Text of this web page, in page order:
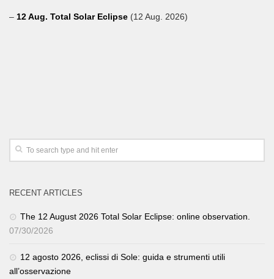
– 12 Aug. Total Solar Eclipse (12 Aug. 2026)
RECENT ARTICLES
The 12 August 2026 Total Solar Eclipse: online observation.
07/30/2026
12 agosto 2026, eclissi di Sole: guida e strumenti utili
all’osservazione